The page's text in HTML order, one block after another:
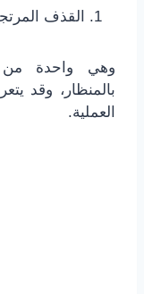
القذف
وهي واحدة من
بالمنظار، وقد
العملية.